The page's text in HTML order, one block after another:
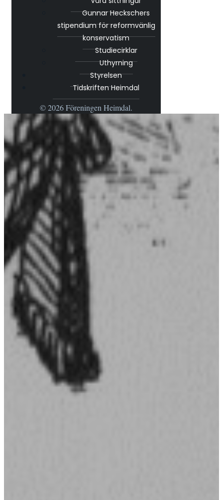
Gunnar Heckschers
stipendium för reformvänlig
konservatism
Studiecirklar
Uthyrning
Styrelsen
Tidskriften Heimdal
© 2026 Föreningen Heimdal.